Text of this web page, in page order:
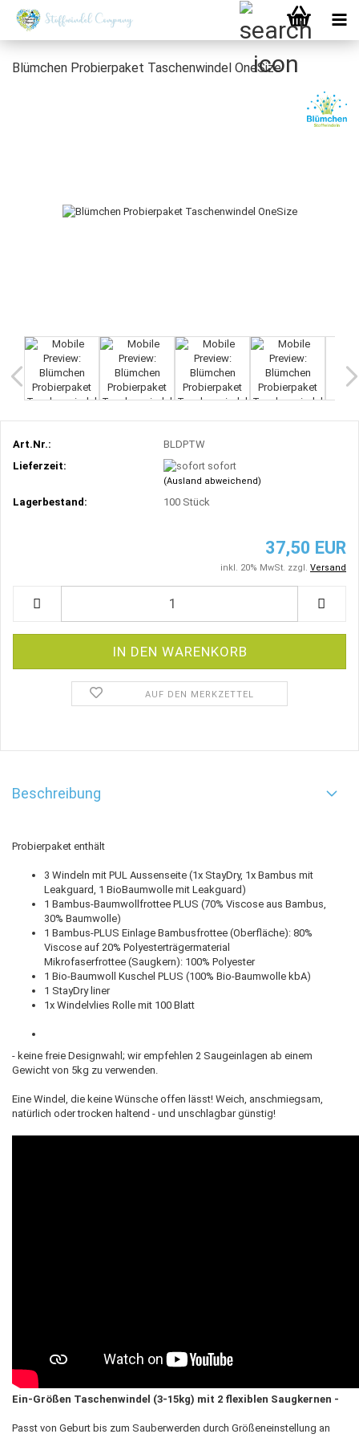
Blümchen Probierpaket Taschenwindel OneSize
Art.Nr.:
BLDPTW
Lieferzeit:
sofort
(Ausland abweichend)
Lagerbestand: 100 Stück
37,50 EUR
inkl. 20% MwSt. zzgl. Versand
AUF DEN MERKZETTEL
Beschreibung
Probierpaket enthält
3 Windeln mit PUL Aussenseite (1x StayDry, 1x Bambus mit
Leakguard, 1 BioBaumwolle mit Leakguard)
1 Bambus-Baumwollfrottee PLUS (70% Viscose aus Bambus,
30% Baumwolle)
1 Bambus-PLUS Einlage Bambusfrottee (Oberfläche): 80%
Viscose auf 20% Polyesterträgermaterial
Mikrofaserfrottee (Saugkern): 100% Polyester
1 Bio-Baumwoll Kuschel PLUS (100% Bio-Baumwolle kbA)
1 StayDry liner
1x Windelvlies Rolle mit 100 Blatt
- keine freie Designwahl; wir empfehlen 2 Saugeinlagen ab einem
Gewicht von 5kg zu verwenden.
Eine Windel, die keine Wünsche offen lässt! Weich, anschmiegsam,
natürlich oder trocken haltend - und unschlagbar günstig!
Ein-Größen Taschenwindel (3-15kg) mit 2 flexiblen Saugkernen -
Passt von Geburt bis zum Sauberwerden durch Größeneinstellung an